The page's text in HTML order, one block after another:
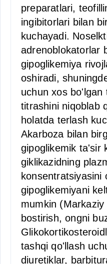
preparatlari,
ingibitorlari bilan
kuchayadi.
adrenoblokatorlar
gipoglikemiya
oshiradi,
uchun xos bo'lgan
titrashini niqoblab
holatda terlash
Akarboza bilan
gipoglikemik ta'sir
giklikazidning
konsentratsiyasini
gipoglikemiyani
mumkin
bostirish, ongni
tashqi qo'llash
diuretiklar,